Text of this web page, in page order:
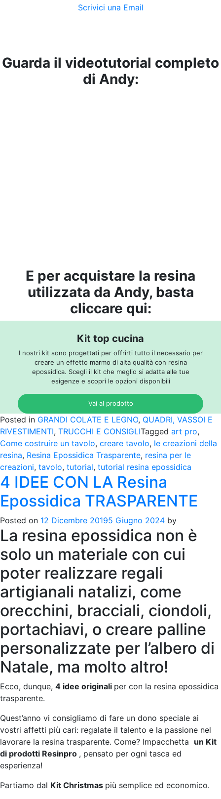
Scrivici una Email
Guarda il videotutorial completo
di Andy:
E per acquistare la resina
utilizzata da Andy, basta
cliccare qui:
Kit top cucina
I nostri kit sono progettati per offrirti tutto il necessario per
creare un effetto marmo di alta qualità con resina
epossidica. Scegli il kit che meglio si adatta alle tue
esigenze e scopri le opzioni disponibili
Vai al prodotto
Posted in GRANDI COLATE E LEGNO, QUADRI, VASSOI E
RIVESTIMENTI, TRUCCHI E CONSIGLITagged art pro,
Come costruire un tavolo, creare tavolo, le creazioni della
resina, Resina Epossidica Trasparente, resina per le
creazioni, tavolo, tutorial, tutorial resina epossidica
4 IDEE CON LA Resina
Epossidica TRASPARENTE
Posted on 12 Dicembre 20195 Giugno 2024 by
La resina epossidica non è
solo un materiale con cui
poter realizzare regali
artigianali natalizi, come
orecchini, bracciali, ciondoli,
portachiavi, o creare palline
personalizzate per l’albero di
Natale, ma molto altro!
Ecco, dunque, 4 idee originali per con la resina epossidica
trasparente.
Quest’anno vi consigliamo di fare un dono speciale ai
vostri affetti più cari: regalate il talento e la passione nel
lavorare la resina trasparente. Come? Impacchetta un Kit
di prodotti Resinpro , pensato per ogni tasca ed
esperienza!
Partiamo dal Kit Christmas più semplice ed economico.